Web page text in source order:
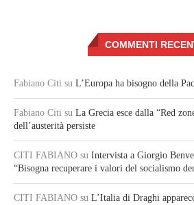
COMMENTI
Fabiano Citi su L’Europa ha bisogno della
Fabiano Citi su La Grecia esce dalla “Red
dell’austerità persiste
CITI FABIANO su Intervista a Giorgio
“Bisogna recuperare i valori del socialismo
CITI FABIANO su L’Italia di Draghi